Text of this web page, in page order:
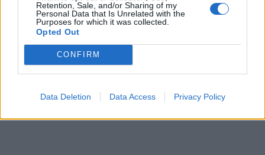
Retention, Sale, and/or Sharing of my
Personal Data that Is Unrelated with the
Purposes for which it was collected.
Opted Out
CONFIRM
Data Deletion Data Access Privacy Policy